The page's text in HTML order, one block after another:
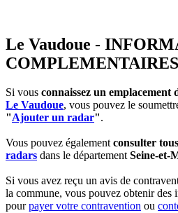
Le Vaudoue -
COMPLEMENTAIRES
Si vous connaissez un emplacement
Le Vaudoue, vous pouvez le
"Ajouter un radar".
Vous pouvez égalementconsulter
radars dans le départementSeine-et-
Si vous avez reçu un avis de
la commune, vous pouvez obtenir des
pourpayer votre contravention ou